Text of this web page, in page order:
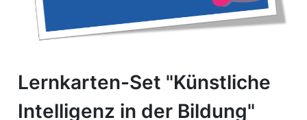
Lernkarten-Set "Künstliche
Intelligenz in der Bildung"